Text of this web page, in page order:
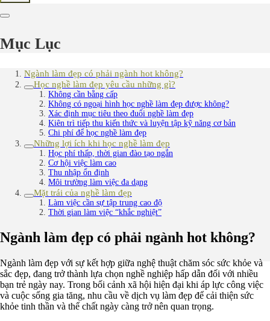
Mục Lục
Ngành làm đẹp có phải ngành hot không?
Học nghề làm đẹp yêu cầu những gì?
Không cần bằng cấp
Không có ngoại hình học nghề làm đẹp được không?
Xác định mục tiêu theo đuổi nghề làm đẹp
Kiên trì tiếp thu kiến thức và luyện tập kỹ năng cơ bản
Chi phí để học nghề làm đẹp
Những lợi ích khi học nghề làm đẹp
Học phí thấp, thời gian đào tạo ngắn
Cơ hội việc làm cao
Thu nhập ổn định
Môi trường làm việc đa dạng
Mặt trái của nghề làm đẹp
Làm việc cần sự tập trung cao độ
Thời gian làm việc “khắc nghiệt”
Ngành làm đẹp có phải ngành hot không?
Ngành làm đẹp với sự kết hợp giữa nghệ thuật chăm sóc sức khỏe và
sắc đẹp, đang trở thành lựa chọn nghề nghiệp hấp dẫn đối với nhiều
bạn trẻ ngày nay. Trong bối cảnh xã hội hiện đại khi áp lực công việc
và cuộc sống gia tăng, nhu cầu về dịch vụ làm đẹp để cải thiện sức
khỏe tinh thần và thể chất ngày càng trở nên quan trọng.